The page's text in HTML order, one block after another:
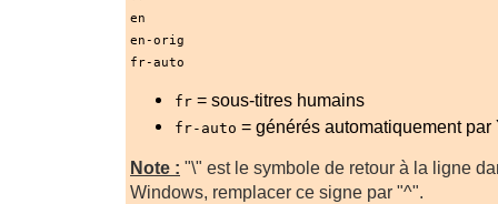
en
en-orig
fr-auto
fr = sous-titres humains
fr-auto = générés automatiquement
Note : "\" est le symbole de retour à la ligne
Windows, remplacer ce signe par "^".